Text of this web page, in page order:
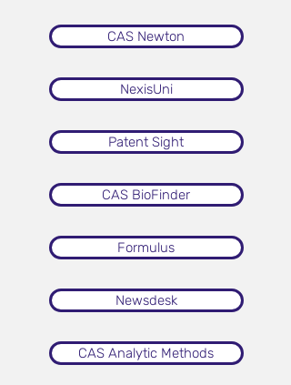
CAS Newton
NexisUni
Patent Sight
CAS BioFinder
Formulus
Newsdesk
CAS Analytic Methods